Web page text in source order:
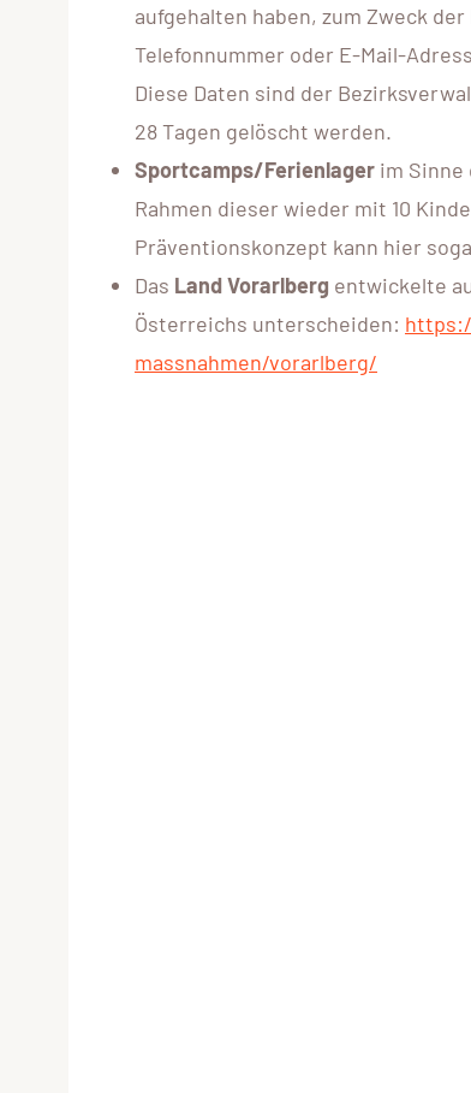
aufgehalten haben, zum Zweck
Telefonnummer oder E-Mail-
Diese Daten sind der
28 Tagen gelöscht werden.
Sportcamps/Ferienlager im
Rahmen dieser wieder mit 10
Präventionskonzept kann hier
Das Land Vorarlberg entwickelte
Österreichs unterscheiden:
massnahmen/vorarlberg/